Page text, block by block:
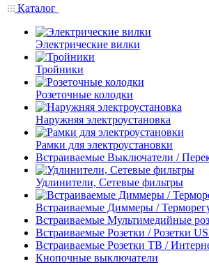
Каталог
Электрические вилки
Тройники
Розеточные колодки
Наружняя электроустановка
Рамки для электроустановки
Встраиваемые Выключатели /
Удлинители, Сетевые фильтры
Встраиваемые Диммеры /
Встраиваемые Мультимедийные
Встраиваемые Розетки / Розетки
Встраиваемые Розетки ТВ /
Кнопочные выключатели